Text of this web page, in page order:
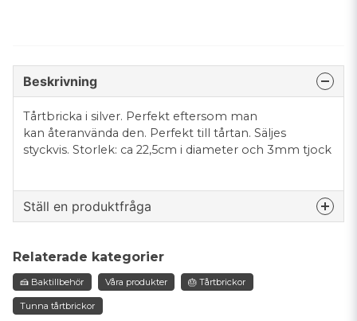
Beskrivning
Tårtbricka i silver. Perfekt eftersom man
kan återanvända den. Perfekt till tårtan. Säljes
styckvis. Storlek: ca 22,5cm i diameter och 3mm tjock
Ställ en produktfråga
Fråga oss något om denna produkten...
Relaterade kategorier
🍰 Baktillbehör Våra produkter 🎂 Tårtbrickor
Tunna tårtbrickor